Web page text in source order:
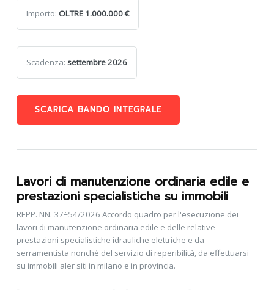
Importo: OLTRE 1.000.000 €
Scadenza: settembre 2026
SCARICA BANDO INTEGRALE
Lavori di manutenzione ordinaria edile e
prestazioni specialistiche su immobili
REPP. NN. 37÷54/2026 Accordo quadro per l'esecuzione dei
lavori di manutenzione ordinaria edile e delle relative
prestazioni specialistiche idrauliche elettriche e da
serramentista nonché del servizio di reperibilità, da effettuarsi
su immobili aler siti in milano e in provincia.